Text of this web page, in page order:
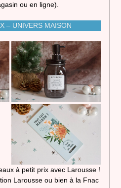
ou en ligne).
– UNIVERS MAISON
à petit prix avec Larousse !
Larousse ou bien à la Fnac